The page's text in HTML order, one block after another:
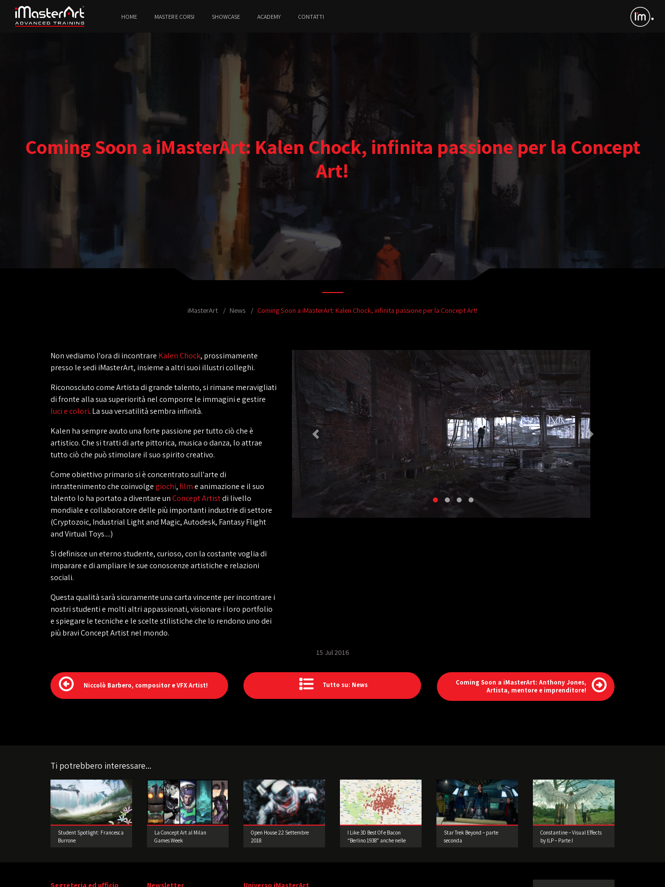
HOME MASTER E CORSI SHOWCASE ACADEMY CONTATTI
Coming Soon a iMasterArt: Kalen Chock, infinita passione per la Concept
Art!
iMasterArt News Coming Soon a iMasterArt: Kalen Chock, infinita passione per la Concept Art!
Non vediamo l'ora di incontrare Kalen Chock, prossimamente
presso le sedi iMasterArt, insieme a altri suoi illustri colleghi.
Riconosciuto come Artista di grande talento, si rimane meravigliati
di fronte alla sua superiorità nel comporre le immagini e gestire
luci e colori. La sua versatilità sembra infinità.
Kalen ha sempre avuto una forte passione per tutto ciò che è
artistico. Che si tratti di arte pittorica, musica o danza, lo attrae
tutto ciò che può stimolare il suo spirito creativo.
Come obiettivo primario si è concentrato sull'arte di
intrattenimento che coinvolgegiochi,filme animazione e il suo
talento lo ha portato a diventare unConcept Artistdi livello
mondiale e collaboratore delle più importanti industrie di settore
(Cryptozoic, Industrial Light and Magic, Autodesk, Fantasy Flight
and Virtual Toys....)
Si definisce un eterno studente, curioso, con la costante voglia di
imparare e di ampliare le sue conoscenze artistiche e relazioni
sociali.
Questa qualità sarà sicuramente una carta vincente per incontrare i
nostri studenti e molti altri appassionati, visionare i loro portfolio
e spiegare le tecniche e le scelte stilistiche che lo rendono uno dei
più bravi Concept Artist nel mondo.
15 Jul 2016
Niccolò Barbero, compositor e VFX Artist! Tutto su: News
Coming Soon a iMasterArt: Anthony Jones,
Artista, mentore e imprenditore!
Ti potrebbero interessare...
Student Spotlight: Francesca
Burrone
La Concept Art al Milan
Games Week
Open House 22 Settembre
2018
I Like 3D Best Of e Bacon
“Berlino 1938” anche nelle
Star Trek Beyond – parte
seconda
Constantine – Visual Effects
by ILP – Parte I
Segreteria ed ufficio Newsletter Universo iMasterArt